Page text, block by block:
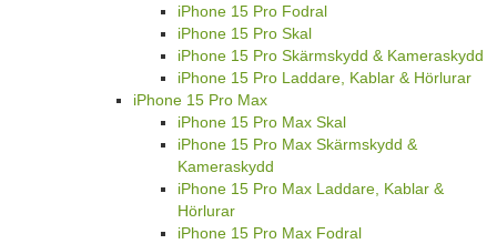
iPhone 15 Pro Fodral
iPhone 15 Pro Skal
iPhone 15 Pro Skärmskydd & Kameraskydd
iPhone 15 Pro Laddare, Kablar & Hörlurar
iPhone 15 Pro Max
iPhone 15 Pro Max Skal
iPhone 15 Pro Max Skärmskydd &
Kameraskydd
iPhone 15 Pro Max Laddare, Kablar &
Hörlurar
iPhone 15 Pro Max Fodral